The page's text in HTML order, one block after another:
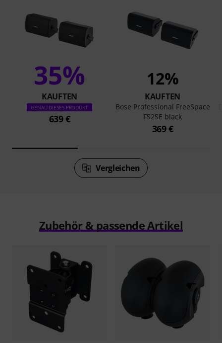
35%
KAUFTEN
GENAU DIESES PRODUKT
639 €
12%
KAUFTEN
Bose Professional FreeSpace
FS2SE black
369 €
Vergleichen
Zubehör & passende Artikel